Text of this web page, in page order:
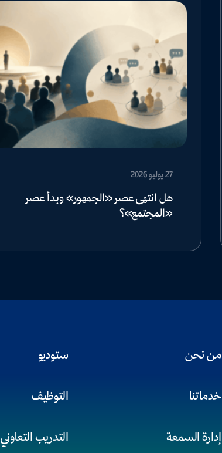
27 يوليو 2026
هل انتهى عصر «الجمهور» وبدأ عصر
«المجتمع»؟
من نحن
خدماتنا
إدارة السمعة
ستوديو
التوظيف
التدريب التعاوني